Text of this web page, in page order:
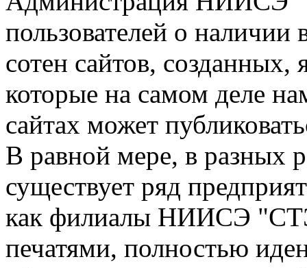
пользователей о наличии
сотен сайтов,
которые на самом деле
сайтах может
В равной мере, в разных
существует ряд
как филиалы НИИСЭ
печатями, полностью